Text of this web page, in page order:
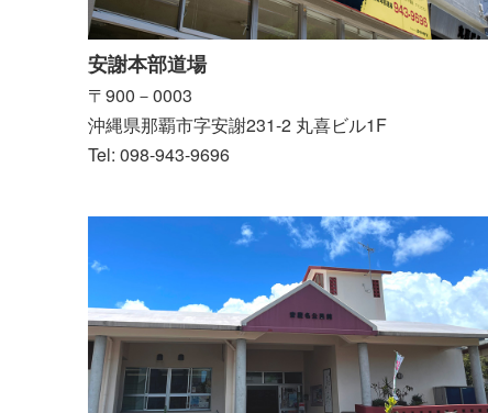
安謝本部道場
〒900－0003
沖縄県那覇市字安謝231-2 丸喜ビル1F
Tel: 098-943-9696